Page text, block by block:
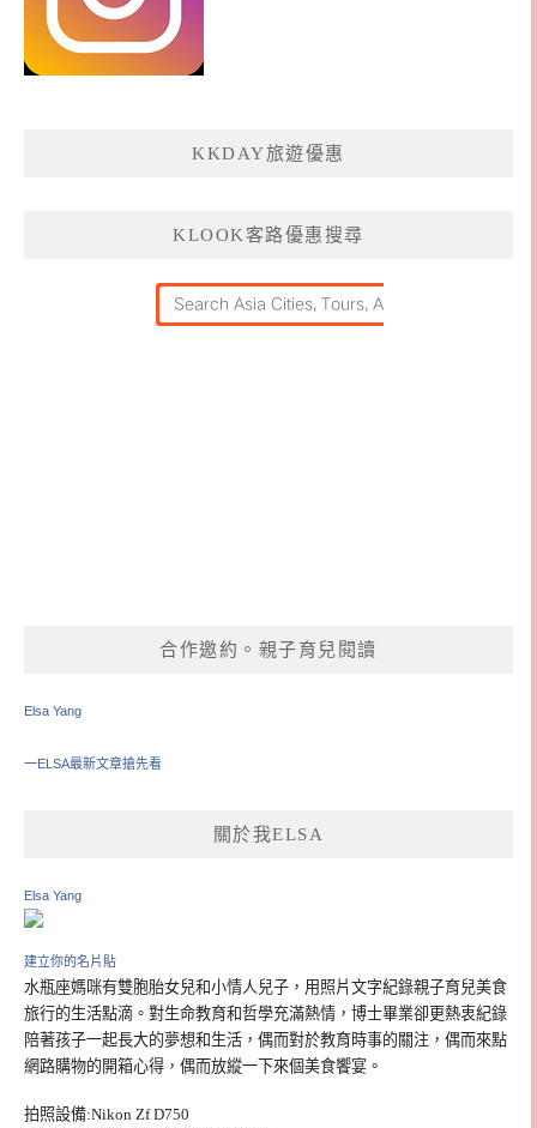
KKDAY旅遊優惠
KLOOK客路優惠搜尋
合作邀約。親子育兒閱讀
Elsa Yang
一ELSA最新文章搶先看
關於我ELSA
Elsa Yang
建立你的名片貼
水瓶座媽咪有雙胞胎女兒和小情人兒子，用照片文字紀錄親子育兒美食
旅行的生活點滴。對生命教育和哲學充滿熱情，博士畢業卻更熱衷紀錄
陪著孩子一起長大的夢想和生活，偶而對於教育時事的關注，偶而來點
網路購物的開箱心得，偶而放縱一下來個美食饗宴。
拍照設備:Nikon Zf D750